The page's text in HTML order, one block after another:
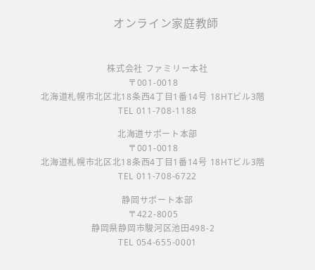
オンライン家庭教師
株式会社 ファミリー本社
〒001-0018
北海道札幌市北区北18条西4丁目1番14号 18HTビル3階
TEL 011-708-1188
北海道サポート本部
〒001-0018
北海道札幌市北区北18条西4丁目1番14号 18HTビル3階
TEL 011-708-6722
静岡サポート本部
〒422-8005
静岡県静岡市駿河区池田498-2
TEL 054-655-0001